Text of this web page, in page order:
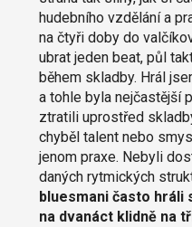
hudebního vzdělání a
na čtyři doby do
ubrat jeden beat, půl
během skladby. Hrál
a tohle byla nejčastější
ztratili uprostřed
chyběl talent nebo
jenom praxe. Nebyli
daných rytmických
bluesmani často
na dvanáct klidně na